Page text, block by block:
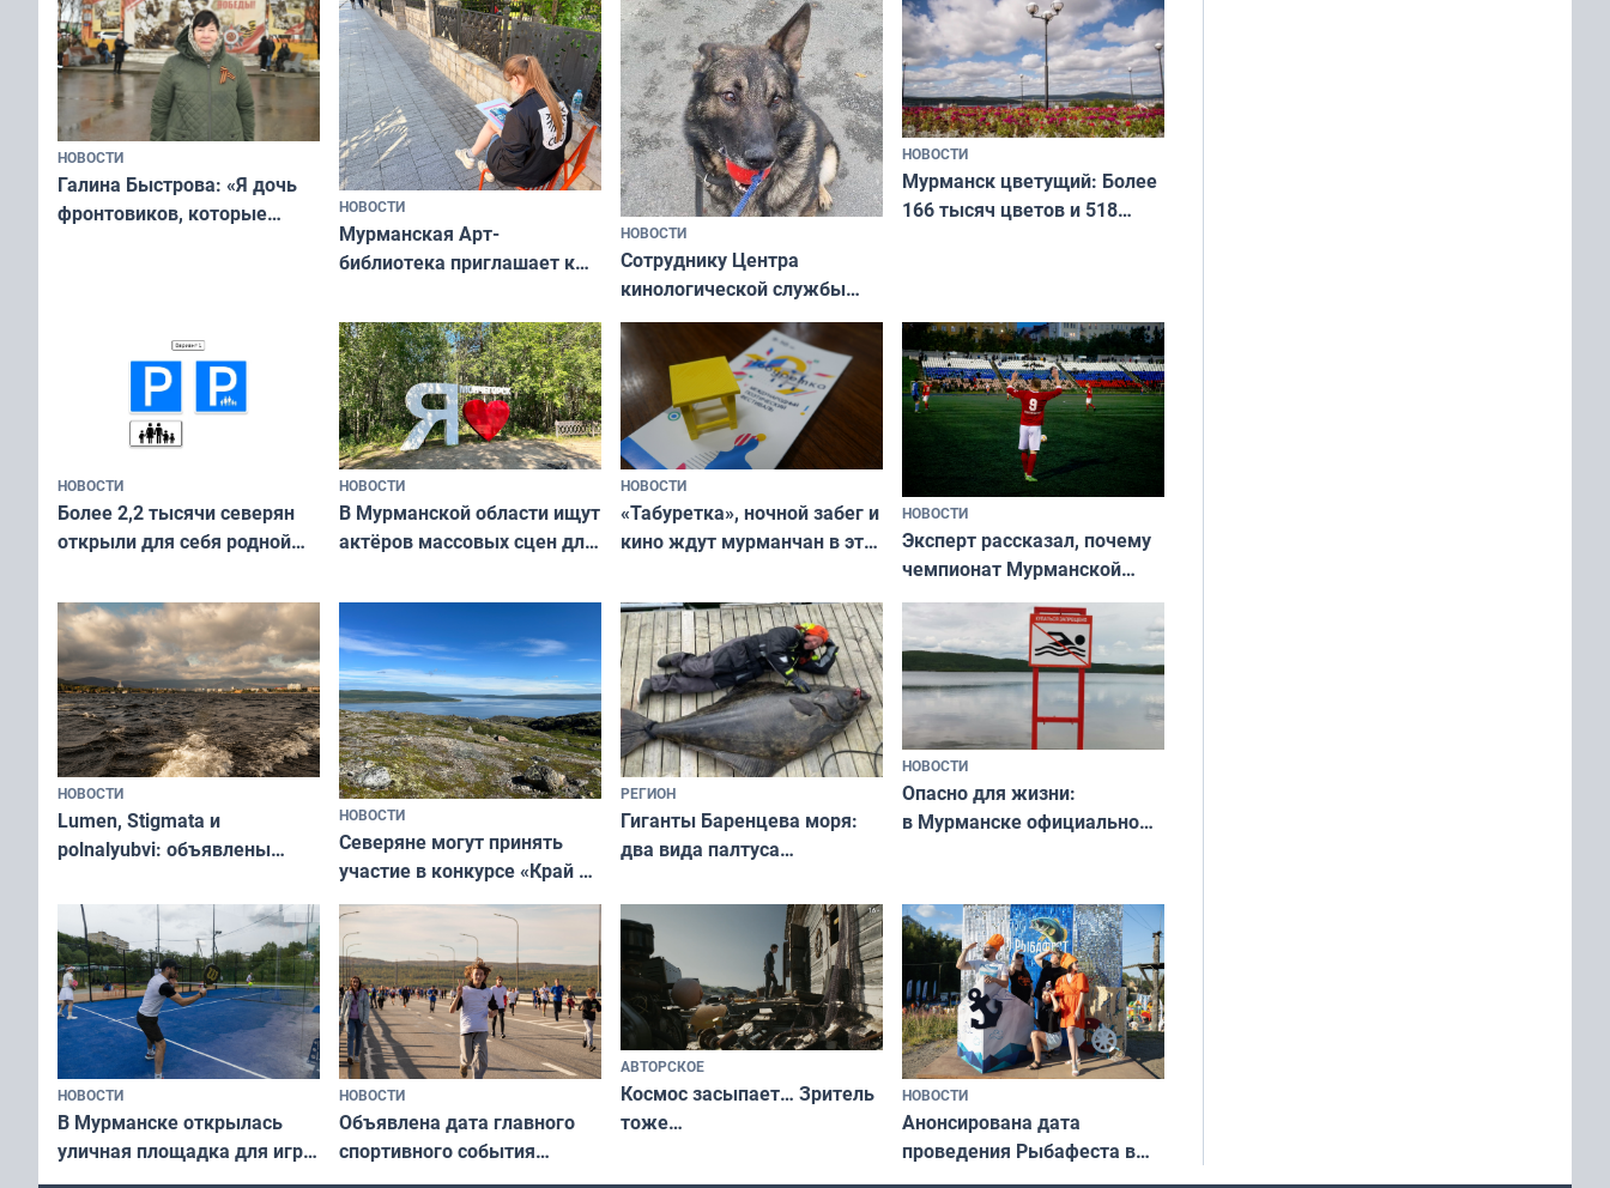
коренных народов мира
НОВОСТИ
Галина Быстрова: «Я дочь
фронтовиков, которые
НОВОСТИ
Мурманская Арт-
библиотека приглашает к
и фотографов
НОВОСТИ
Сотруднику Центра
кинологической службы
ищут новый дом
НОВОСТИ
Мурманск цветущий: Более
166 тысяч цветов и 518
НОВОСТИ
Более 2,2 тысячи северян
открыли для себя родной
«Туризм для своих»
НОВОСТИ
В Мурманской области ищут
актёров массовых сцен для
короткометражном фильме
НОВОСТИ
«Табуретка», ночной забег и
кино ждут мурманчан в эти
НОВОСТИ
Эксперт рассказал, почему
чемпионат Мурманской
области по футболу остался
незамеченным
НОВОСТИ
Lumen, Stigmata и
polnalyubvi: объявлены
«Имандра» в 2026 года
НОВОСТИ
Северяне могут принять
участие в конкурсе «Край у
северной границы: фотогид
по Печенгскому округу»
РЕГИОН
Гиганты Баренцева моря:
два вида палтуса
НОВОСТИ
Опасно для жизни:
в Мурманске официально
НОВОСТИ
В Мурманске открылась
уличная площадка для игры
в падел
НОВОСТИ
Объявлена дата главного
спортивного события
Заполярья: как зарождался
АВТОРСКОЕ
Космос засыпает… Зритель
тоже…
НОВОСТИ
Анонсирована дата
проведения Рыбафеста в
2026 году